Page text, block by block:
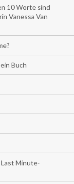
10 Worte sind
Vanessa Van
Buch
Minute-